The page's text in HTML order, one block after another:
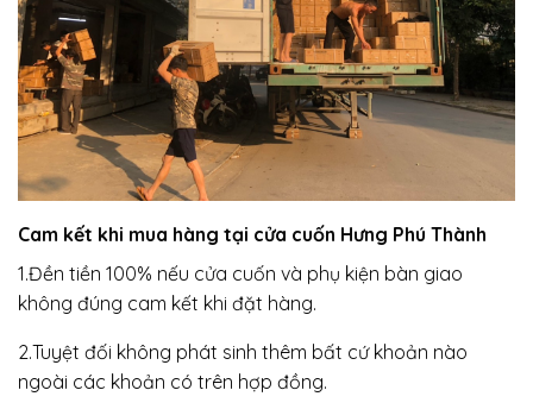
Cam kết khi mua hàng tại cửa cuốn Hưng Phú Thành
1.Đền tiền 100% nếu cửa cuốn và phụ kiện bàn giao
không đúng cam kết khi đặt hàng.
2.Tuyệt đối không phát sinh thêm bất cứ khoản nào
ngoài các khoản có trên hợp đồng.